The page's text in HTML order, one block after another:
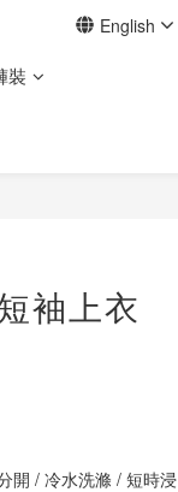
English
裝
袖上衣
開 / 冷水洗滌 / 短時浸